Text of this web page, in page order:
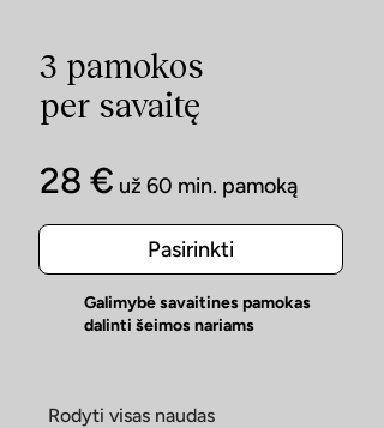
3 pamokos
per savaitę
28 € už 60 min. pamoką
Pasirinkti
Galimybė savaitines pamokas
dalinti šeimos nariams
Rodyti visas naudas